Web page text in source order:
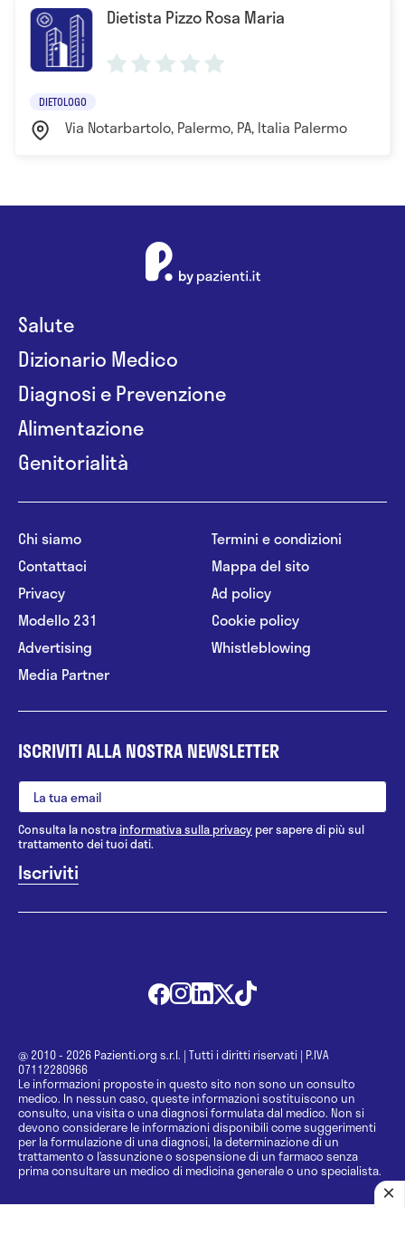
Dietista Pizzo Rosa Maria
DIETOLOGO
Via Notarbartolo, Palermo, PA, Italia Palermo
Salute
Dizionario Medico
Diagnosi e Prevenzione
Alimentazione
Genitorialità
Chi siamo
Contattaci
Privacy
Modello 231
Advertising
Media Partner
Termini e condizioni
Mappa del sito
Ad policy
Cookie policy
Whistleblowing
ISCRIVITI ALLA NOSTRA NEWSLETTER
Consulta la nostrainformativa sulla privacy per sapere di più sul
trattamento dei tuoi dati.
@ 2010 - 2026 Pazienti.org s.r.l. | Tutti i diritti riservati | P.IVA
07112280966
Le informazioni proposte in questo sito non sono un consulto
medico. In nessun caso, queste informazioni sostituiscono un
consulto, una visita o una diagnosi formulata dal medico. Non si
devono considerare le informazioni disponibili come suggerimenti
per la formulazione di una diagnosi, la determinazione di un
trattamento o l’assunzione o sospensione di un farmaco senza
prima consultare un medico di medicina generale o uno specialista.